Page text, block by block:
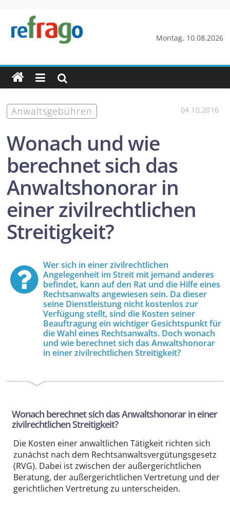
springen
Montag, 10.08.2026
refrago
Rechtsfragen
online
verständlich
erklärt
–Anwaltsgebühren 04.10.2016
Wonach und wie
berechnet sich das
Anwalts­honorar in
einer zivilrechtlichen
Streitig­keit?
Wer sich in einer zivilrechtlichen
Angelegenheit im Streit mit jemand anderes
befindet, kann auf den Rat und die Hilfe eines
Rechts­anwalts angewiesen sein. Da dieser
seine Dienst­leistung nicht kostenlos zur
Verfügung stellt, sind die Kosten seiner
Beauftragung ein wichtiger Gesichts­punkt für
die Wahl eines Rechts­anwalts. Doch wonach
und wie berechnet sich das Anwalts­honorar
in einer zivilrechtlichen Streitig­keit?
Wonach berechnet sich das Anwalts­honorar in einer
zivilrechtlichen Streitig­keit?
Die Kosten einer anwaltlichen Tätigkeit richten sich
zunächst nach dem Rechts­anwalts­vergütungs­gesetz
(RVG). Dabei ist zwischen der außergerichtlichen
Beratung, der außergerichtlichen Vertretung und der
gerichtlichen Vertretung zu unter­scheiden.